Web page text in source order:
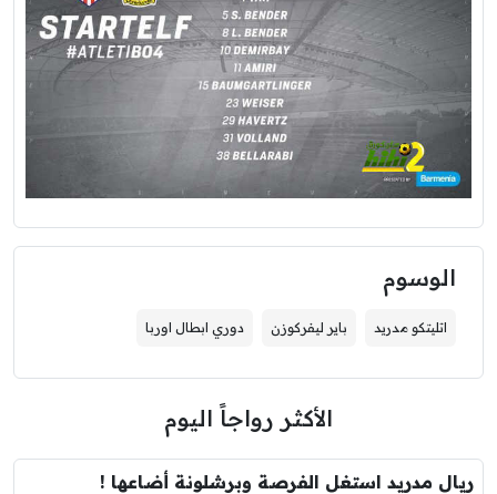
الوسوم
اتليتكو مدريد باير ليفركوزن دوري ابطال اوربا
الأكثر رواجاً اليوم
ريال مدريد استغل الفرصة وبرشلونة أضاعها !